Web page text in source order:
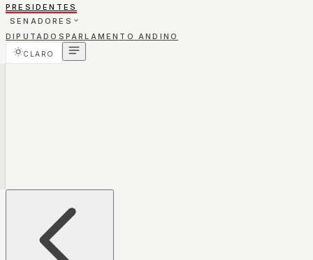
PRESIDENTES
SENADORES
DIPUTADOS PARLAMENTO ANDINO
CLARO